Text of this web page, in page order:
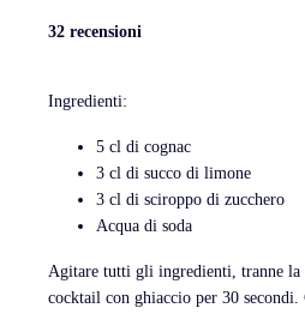
32 recensioni
Ingredienti:
5 cl di cognac
3 cl di succo di limone
3 cl di sciroppo di zucchero
Acqua di soda
Agitare tutti gli ingredienti, tranne la
cocktail con ghiaccio per 30